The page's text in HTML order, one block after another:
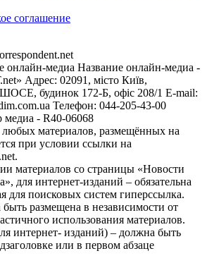
соглашение
онлайн-медиа Название онлайн-медиа -
Адрес: 02091, місто Київ,
будинок 172-Б, офіс 208/1 E-mail:
Телефон: 044-205-43-00
медиа - R40-06068
любых материалов, размещённых на
при условии ссылки на
материалов со страницы «Новости
для интернет-изданий – обязательна
для поисковых систем гиперссылка.
размещена в независимости от
использования материалов.
интернет- изданий) – должна быть
или в первом абзаце